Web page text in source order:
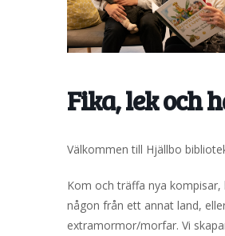
Fika, lek och
Välkommen till Hjällbo
Kom och träffa nya kompisar,
någon från ett annat land,
extramormor/morfar. Vi